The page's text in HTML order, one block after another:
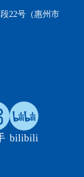
22号（惠州市
bilibili